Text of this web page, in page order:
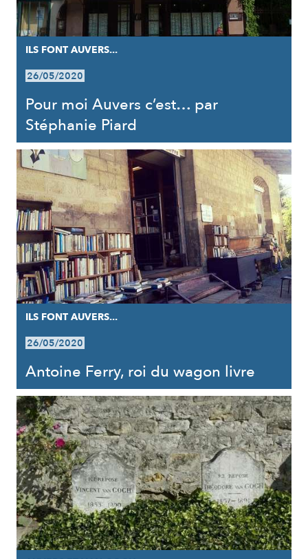
ILS FONT AUVERS...
26/05/2020
Pour moi Auvers c’est… par
Stéphanie Piard
ILS FONT AUVERS...
26/05/2020
Antoine Ferry, roi du wagon livre